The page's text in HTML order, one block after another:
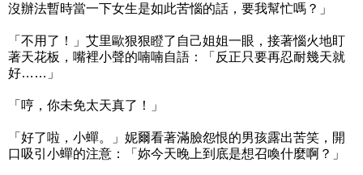
沒辦法暫時當一下女生是如此苦惱的話，要我幫忙嗎？」
「不用了！」艾里歐狠狠瞪了自己姐姐一眼，接著惱火地盯
著天花板，嘴裡小聲的喃喃自語：「反正只要再忍耐幾天就
好……」
「哼，你未免太天真了！」
「好了啦，小蟬。」妮爾看著滿臉怨恨的男孩露出苦笑，開
口吸引小蟬的注意：「妳今天晚上到底是想召喚什麼啊？」